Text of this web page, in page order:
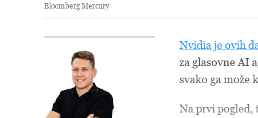
Bloomberg Mercury
Nvidia je ovih
za glasovne AI
svako ga može
Na prvi pogled,